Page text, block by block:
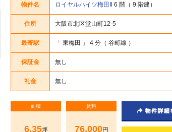
物件名 ロイヤルハイツ梅田Ⅱ 6 階（ 9 階建）
住所 大阪市北区堂山町12-5
最寄駅 「 東梅田 」 4 分（ 谷町線 ）
保証金 無し
礼金 無し
面積
6.35坪
賃料
76,000円